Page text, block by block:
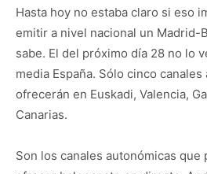
Hasta hoy no estaba claro si eso
emitir a nivel nacional un Madrid-
sabe. El del próximo día 28 no lo
media España. Sólo cinco
ofrecerán en Euskadi, Valencia,
Canarias.
Son los canales autonómicas que